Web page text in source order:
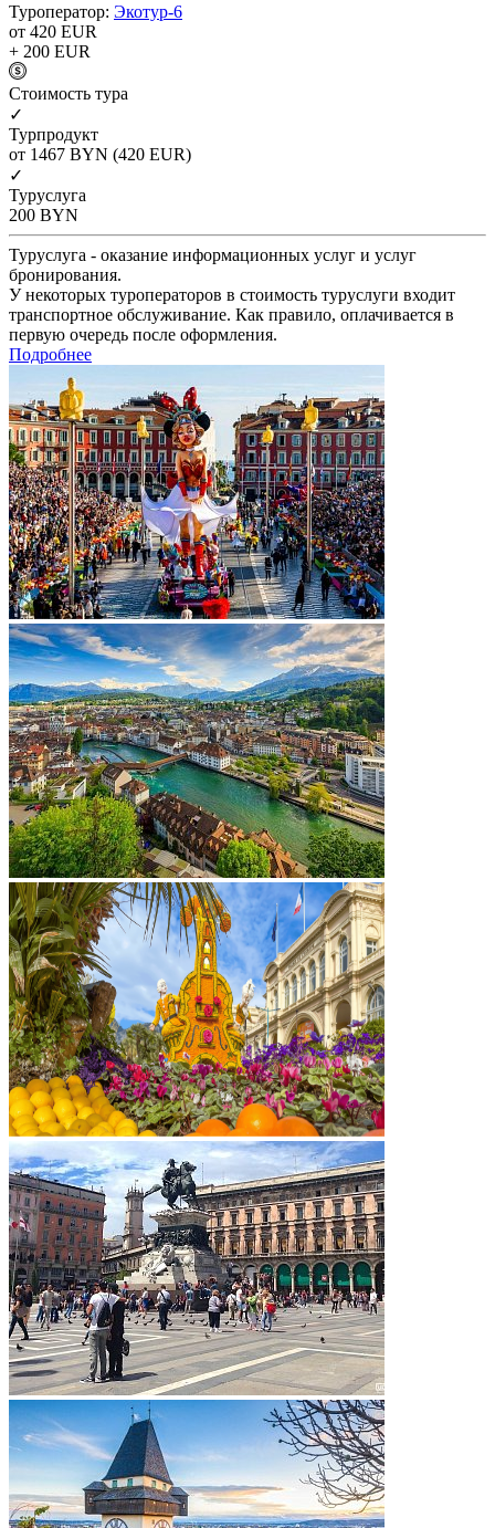
Туроператор: Экотур-6
от 420 EUR
+ 200 EUR
Cтоимость тура
✓
Турпродукт
от 1467 BYN (420 EUR)
✓
Туруслуга
200 BYN
Туруслуга - оказание информационных услуг и услуг
бронирования.
У некоторых туроператоров в стоимость туруслуги входит
транспортное обслуживание. Как правило, оплачивается в
первую очередь после оформления.
Подробнее